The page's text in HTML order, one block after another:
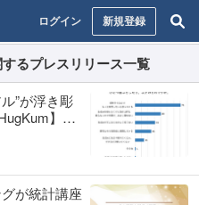
ログイン 新規登録
るプレスリリース一覧
”が浮き彫
】で
総
が統計講座